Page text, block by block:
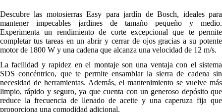
Descubre las motosierras Easy para jardín de Bosch, ideales para
mantener impecables jardines de tamaño pequeño y medio.
Experimenta un rendimiento de corte excepcional que te permite
completar tus tareas en un abrir y cerrar de ojos gracias a su potente
motor de 1800 W y una cadena que alcanza una velocidad de 12 m/s.
La facilidad y rapidez en el montaje son una ventaja con el sistema
SDS concéntrico, que te permite ensamblar la sierra de cadena sin
necesidad de herramientas. Además, el mantenimiento se vuelve más
limpio, rápido y seguro, ya que cuenta con un generoso depósito que
reduce la frecuencia de llenado de aceite y una caperuza fija que
proporciona una comodidad adicional.